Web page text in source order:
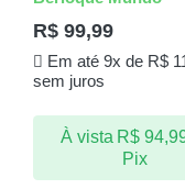
R$ 99,99
Em até 9x de R$
sem juros
À vista R$
Pix